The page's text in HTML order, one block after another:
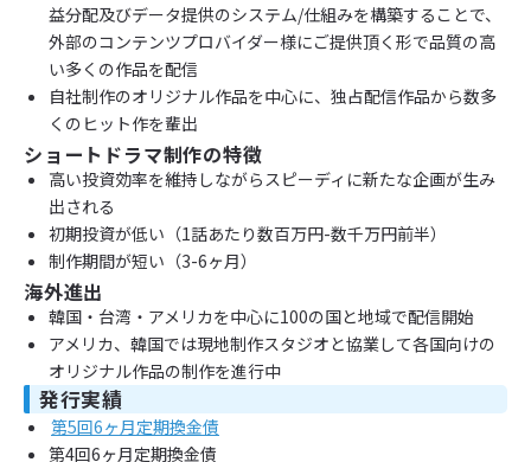
益分配及びデータ提供のシステム/仕組みを構築することで、
外部のコンテンツプロバイダー様にご提供頂く形で品質の高
い多くの作品を配信
自社制作のオリジナル作品を中心に、独占配信作品から数多
くのヒット作を輩出
ショートドラマ制作の特徴
高い投資効率を維持しながらスピーディに新たな企画が生み
出される
初期投資が低い（1話あたり数百万円-数千万円前半）
制作期間が短い（3-6ヶ月）
海外進出
韓国・台湾・アメリカを中心に100の国と地域で配信開始
アメリカ、韓国では現地制作スタジオと協業して各国向けの
オリジナル作品の制作を進行中
発行実績
第5回6ヶ月定期換金債
第4回6ヶ月定期換金債